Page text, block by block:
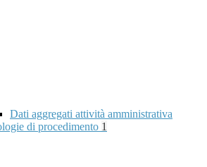
Dati aggregati attività amministrativa
di procedimento 1